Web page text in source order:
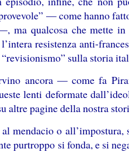
— come hanno
ma qualcosa che mette in
resistenza anti-
sulla storia
ancora — come fa
lenti deformate
altre pagine della nostra
mendacio o all’impostura,
purtroppo si fonda, e si